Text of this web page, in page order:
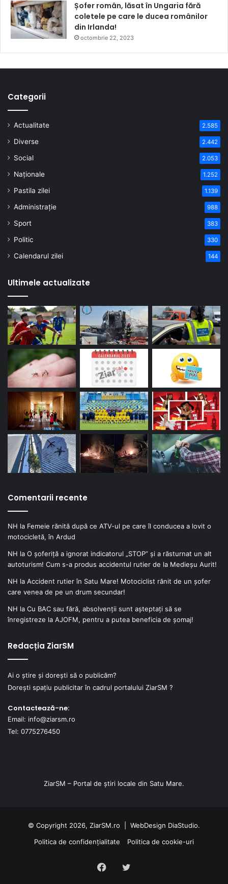
Șofer român, lăsat în Ungaria fără
coletele pe care le ducea românilor
din Irlanda!
octombrie 22, 2023
Categorii
Actualitate 2.585
Diverse 2.442
Social 2.053
Naționale 1.252
Pastila zilei 1.139
Administrație 988
Sport 383
Politic 330
Calendarul zilei 144
Ultimele actualizate
Comentarii recente
NH la Femeie rănită după ce ATV-ul pe care îl conducea a lovit o
motocicletă, în Ardud
NH la O șoferiță a ignorat indicatorul „STOP” și a răsturnat un alt
autoturism! Cum s-a produs accidentul rutier de la Medieșu Aurit!
NH la Accident rutier în Satu Mare! Motociclist rănit de un șofer
care venea de pe un drum secundar!
NH la Cu BAC sau fără, absolvenții sunt așteptați să se
înregistreze la AJOFM, pentru a putea beneficia de șomaj!
Redacția ZiarSM
Ai o știre și dorești să o publicăm?
Dorești spațiu publicitar în cadrul portalului ZiarSM ?
Contactează-ne:
Email: info@ziarsm.ro
Tel: 0775276450
ZiarSM – Portal de știri locale din Satu Mare.
© Copyright 2026, ZiarSM.ro | WebDesign DiaStudio.
Politica de confidențialitate
Politica de cookie-uri
FacebookTwitter